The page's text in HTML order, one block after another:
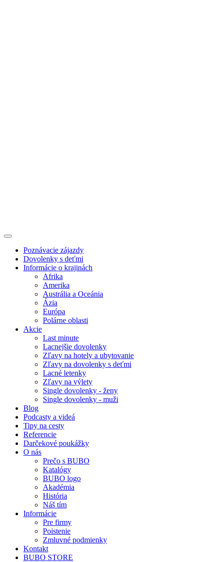
Poznávacie zájazdy
Dovolenky s deťmi
Informácie o krajinách
Afrika
Amerika
Austrália a Oceánia
Ázia
Európa
Polárne oblasti
Akcie
Last minute
Lacnejšie dovolenky
Zľavy na hotely a ubytovanie
Zľavy na dovolenky s deťmi
Lacné letenky
Zľavy na výlety
Single dovolenky - ženy
Single dovolenky - muži
Blog
Podcasty a videá
Tipy na cesty
Referencie
Darčekové poukážky
O nás
Prečo s BUBO
Katalógy
BUBO logo
Akadémia
História
Náš tím
Informácie
Pre firmy
Poistenie
Zmluvné podmienky
Kontakt
BUBO STORE